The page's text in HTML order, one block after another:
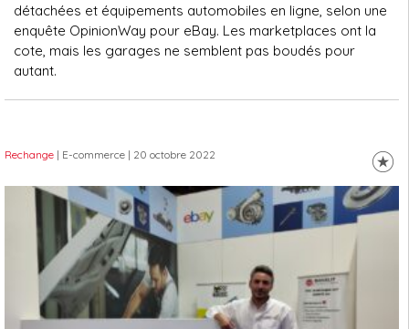
détachées et équipements automobiles en ligne, selon une
enquête OpinionWay pour eBay. Les marketplaces ont la
cote, mais les garages ne semblent pas boudés pour
autant.
Rechange | E-commerce | 20 octobre 2022